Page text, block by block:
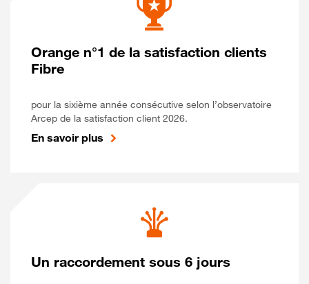
Orange n°1 de la satisfaction clients
Fibre
pour la sixième année consécutive selon l’observatoire
Arcep de la satisfaction client 2026.
En savoir plus
Un raccordement sous 6 jours